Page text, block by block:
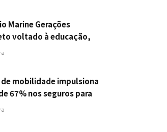
Marine Gerações
voltado à educação,
mobilidade impulsiona
67% nos seguros para
da Bradesco Seguros